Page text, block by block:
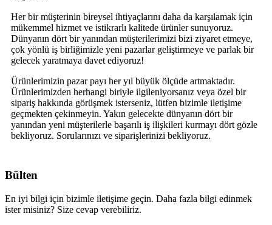
Her bir müşterinin bireysel ihtiyaçlarını daha da karşılamak için
mükemmel hizmet ve istikrarlı kalitede ürünler sunuyoruz.
Dünyanın dört bir yanından müşterilerimizi bizi ziyaret etmeye,
çok yönlü iş birliğimizle yeni pazarlar geliştirmeye ve parlak bir
gelecek yaratmaya davet ediyoruz!
Ürünlerimizin pazar payı her yıl büyük ölçüde artmaktadır.
Ürünlerimizden herhangi biriyle ilgileniyorsanız veya özel bir
sipariş hakkında görüşmek isterseniz, lütfen bizimle iletişime
geçmekten çekinmeyin. Yakın gelecekte dünyanın dört bir
yanından yeni müşterilerle başarılı iş ilişkileri kurmayı dört gözle
bekliyoruz. Sorularınızı ve siparişlerinizi bekliyoruz.
Bülten
En iyi bilgi için bizimle iletişime geçin. Daha fazla bilgi edinmek
ister misiniz? Size cevap verebiliriz.